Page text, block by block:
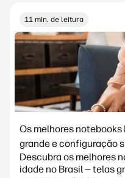
11 min. de leitura
Os melhores notebooks
grande e configuração
Descubra os melhores
idade no Brasil — telas